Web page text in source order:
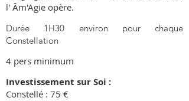
l' Âm'Agie opère.
Durée 1H30 environ pour chaque
Constellation
4 pers minimum
Investissement sur Soi :
Constellé : 75 €